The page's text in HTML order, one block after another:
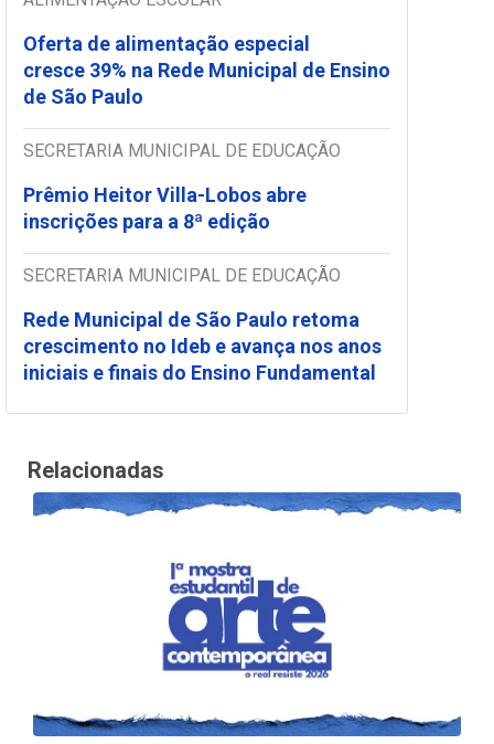
Oferta de alimentação especial
cresce 39% na Rede Municipal de Ensino
de São Paulo
SECRETARIA MUNICIPAL DE EDUCAÇÃO
Prêmio Heitor Villa-Lobos abre
inscrições para a 8ª edição
SECRETARIA MUNICIPAL DE EDUCAÇÃO
Rede Municipal de São Paulo retoma
crescimento no Ideb e avança nos anos
iniciais e finais do Ensino Fundamental
Relacionadas